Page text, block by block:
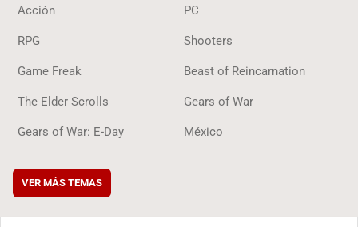
Acción PC
RPG Shooters
Game Freak Beast of Reincarnation
The Elder Scrolls Gears of War
Gears of War: E-Day México
VER MÁS TEMAS